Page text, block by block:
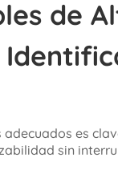
de
adecuados es
sin